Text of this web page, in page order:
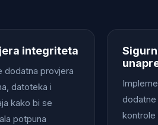
integriteta
dodatna provjera
datoteka i
kako bi se
potpuna
kontrole